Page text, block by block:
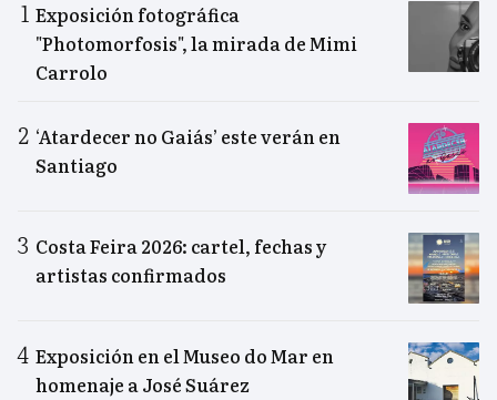
Exposición fotográfica
"Photomorfosis", la mirada de Mimi
Carrolo
‘Atardecer no Gaiás’ este verán en
Santiago
Costa Feira 2026: cartel, fechas y
artistas confirmados
Exposición en el Museo do Mar en
homenaje a José Suárez